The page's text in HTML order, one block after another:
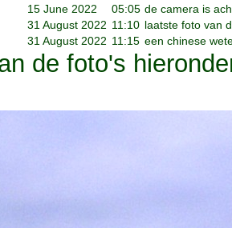
15 June 2022
05:05 de camera is
31 August 2022 11:10 laatste foto van
31 August 2022 11:15 een chinese
de foto's